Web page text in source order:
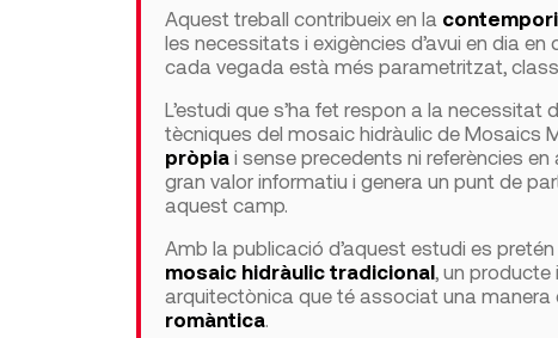
Aquest treball contribueix en la
les necessitats i exigències d’avui en dia
cada vegada està més parametritzat,
L’estudi que s’ha fet respon a la necessitat
tècniques del mosaic hidràulic de Mosaics
pròpiai sense precedents ni referències
gran valor informatiu i genera un punt de
aquest camp.
Amb la publicació d’aquest estudi es
mosaic hidràulic tradicional, un producte
arquitectònica que té associat una manera
romàntica.